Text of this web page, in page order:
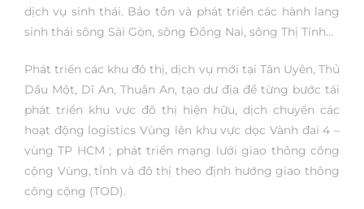
dịch vụ sinh thái. Bảo tồn và phát triển các hành lang
sinh thái sông Sài Gòn, sông Đồng Nai, sông Thị Tính…
Phát triển các khu đô thị, dịch vụ mới tại Tân Uyên, Thủ
Dầu Một, Dĩ An, Thuận An, tạo dư địa để từng bước tái
phát triển khu vực đô thị hiện hữu, dịch chuyển các
hoạt động logistics Vùng lên khu vực dọc Vành đai 4 –
vùng TP HCM ; phát triển mạng lưới giao thông công
cộng Vùng, tỉnh và đô thị theo định hướng giao thông
công cộng (TOD).